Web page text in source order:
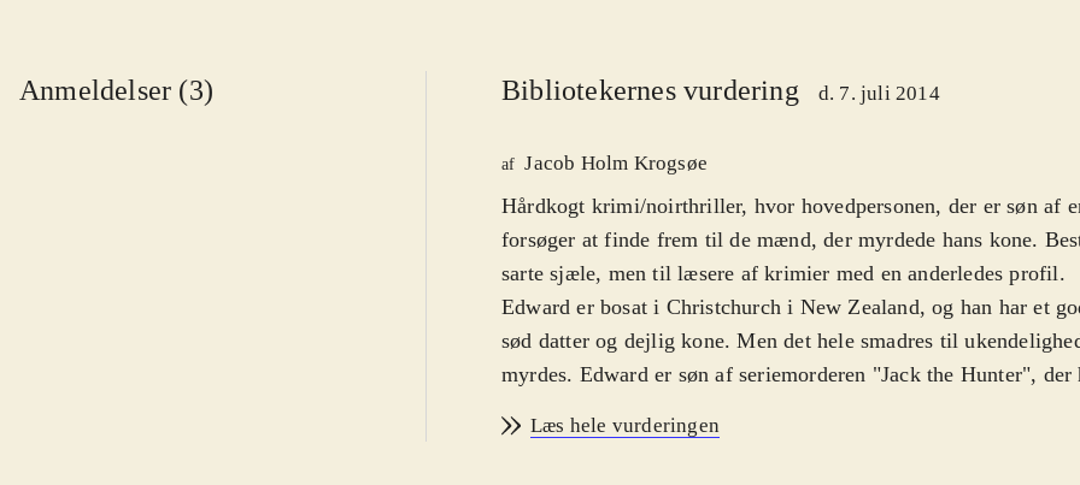
Anmeldelser (3) Bibliotekernes vurdering d. 7. juli 2014
af Jacob Holm Krogsøe
Hårdkogt krimi/noirthriller, hvor hovedpersonen, der er søn af
forsøger at finde frem til de mænd, der myrdede hans kone.
sarte sjæle, men til læsere af krimier med en anderledes profil.
Edward er bosat i Christchurch i New Zealand, og han har et
sød datter og dejlig kone. Men det hele smadres til
myrdes. Edward er søn af seriemorderen "Jack the Hunter", der
dybt ned i sine egne morderiske gener. Romanen skifter
Læs hele vurderingen